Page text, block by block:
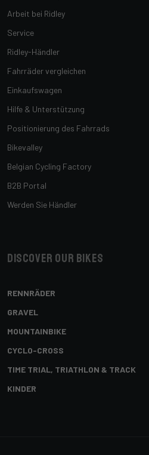
Arbeit bei Ridley
Service
Ridley-Händler
Fahrräder vergleichen
Einkaufswagen
Hilfe & Unterstützung
Positionierung des Fahrrads
Bikevalley
Belgian Cycling Factory
B2B Portal
Werden Sie Händler
Discover our bikes
RENNRÄDER
GRAVEL
MOUNTAINBIKE
CYCLO-CROSS
TIME TRIAL, TRIATHLON & TRACK
KINDER